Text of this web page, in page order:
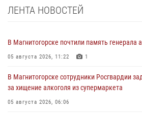
ЛЕНТА НОВОСТЕЙ
В Магнитогорске почтили память генерала
05 августа 2026, 11:22 1
В Магнитогорске сотрудники Росгвардии
за хищение алкоголя из супермаркета
05 августа 2026, 06:06